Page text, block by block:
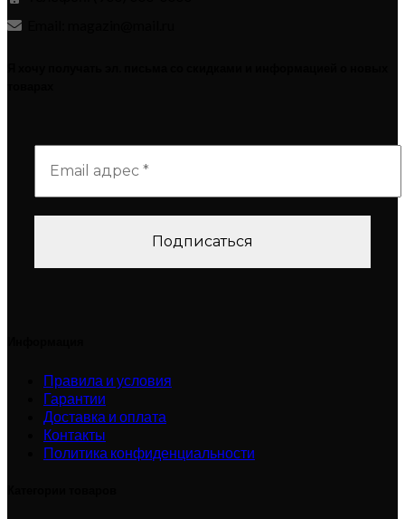
Правила и условия
Гарантии
Доставка и оплата
Контакты
Политика конфиденциальности